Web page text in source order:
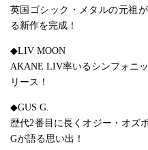
英国ゴシック・メタルの元祖
る新作を完成！
◆LIV MOON
AKANE LIV率いるシンフォニ
リース！
◆GUS G.
歴代2番目に長くオジー・オズ
Gが語る思い出！